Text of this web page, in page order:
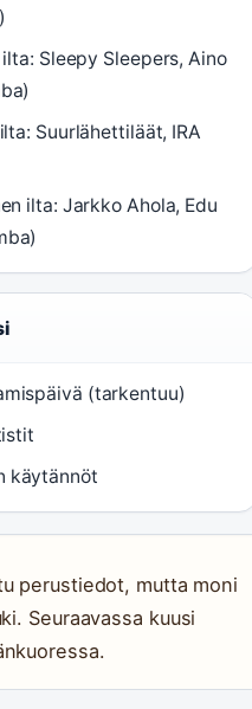
ilta: Sleepy Sleepers, Aino
Suurlähettiläät, IRA
ilta: Jarkko Ahola, Edu
(tarkentuu)
käytännöt
perustiedot, mutta moni
Seuraavassa kuusi